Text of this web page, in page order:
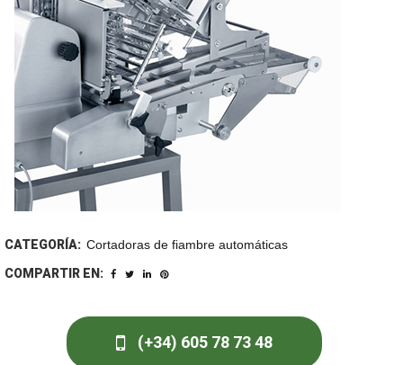
CATEGORÍA: Cortadoras de fiambre automáticas
COMPARTIR EN:
(+34) 605 78 73 48